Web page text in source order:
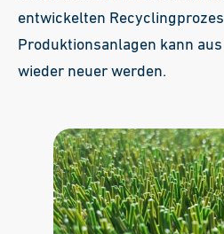
entwickelten
Produktionsanlagen kann
wieder neuer werden.